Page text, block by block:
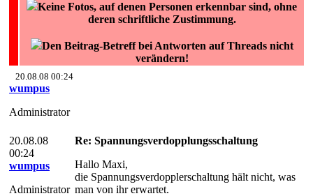
Keine Fotos, auf denen Personen erkennbar sind, ohne
deren schriftliche Zustimmung.
Den Beitrag-Betreff bei Antworten auf Threads nicht
verändern!
20.08.08 00:24
wumpus
Administrator
20.08.08
00:24
wumpus
Administrator
Re: Spannungsverdopplungsschaltung
Hallo Maxi,
die Spannungsverdopplerschaltung hält nicht, was
man von ihr erwartet.